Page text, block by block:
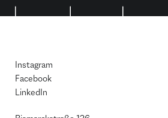
Instagram
Facebook
LinkedIn